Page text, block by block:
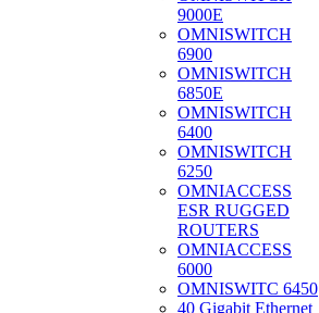
9000E
OMNISWITCH
6900
OMNISWITCH
6850E
OMNISWITCH
6400
OMNISWITCH
6250
OMNIACCESS
ESR RUGGED
ROUTERS
OMNIACCESS
6000
OMNISWITC 6450
40 Gigabit Ethernet